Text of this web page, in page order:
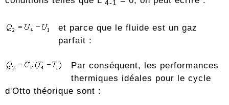
4-1
et parce que le fluide est un gaz
parfait :
Par conséquent, les performances
thermiques idéales pour le cycle
d'Otto théorique sont :